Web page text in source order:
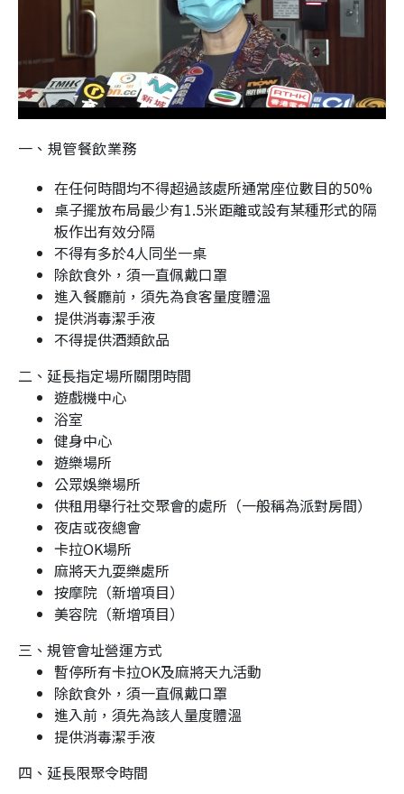
一、規管餐飲業務
在任何時間均不得超過該處所通常座位數目的50%
桌子擺放布局最少有1.5米距離或設有某種形式的隔
板作出有效分隔
不得有多於4人同坐一桌
除飲食外，須一直佩戴口罩
進入餐廳前，須先為食客量度體溫
提供消毒潔手液
不得提供酒類飲品
二、延長指定場所關閉時間
遊戲機中心
浴室
健身中心
遊樂場所
公眾娛樂場所
供租用舉行社交聚會的處所（一般稱為派對房間）
夜店或夜總會
卡拉OK場所
麻將天九耍樂處所
按摩院（新增項目）
美容院（新增項目）
三、規管會址營運方式
暫停所有卡拉OK及麻將天九活動
除飲食外，須一直佩戴口罩
進入前，須先為該人量度體溫
提供消毒潔手液
四、延長限聚令時間